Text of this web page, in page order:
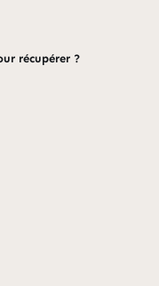
récupérer ?